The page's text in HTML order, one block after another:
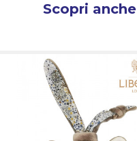
Scopri anche